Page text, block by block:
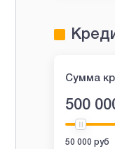
Сумма
500
50 000 руб